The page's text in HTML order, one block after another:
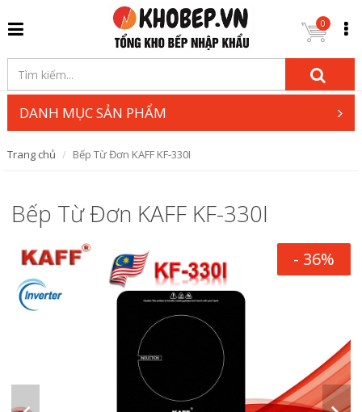
0
DANH MỤC SẢN PHẨM
Trang chủ Bếp Từ Đơn KAFF KF-330I
Bếp Từ Đơn KAFF KF-330I
- 36%